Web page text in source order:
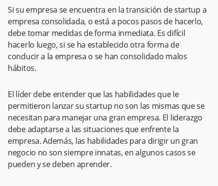
Si su empresa se encuentra en la transición de startup a
empresa consolidada, o está a pocos pasos de hacerlo,
debe tomar medidas de forma inmediata. Es difícil
hacerlo luego, si se ha establecido otra forma de
conducir a la empresa o se han consolidado malos
hábitos.
El líder debe entender que las habilidades que le
permitieron lanzar su startup no son las mismas que se
necesitan para manejar una gran empresa. El liderazgo
debe adaptarse a las situaciones que enfrente la
empresa. Además, las habilidades para dirigir un gran
negocio no son siempre innatas, en algunos casos se
pueden y se deben aprender.